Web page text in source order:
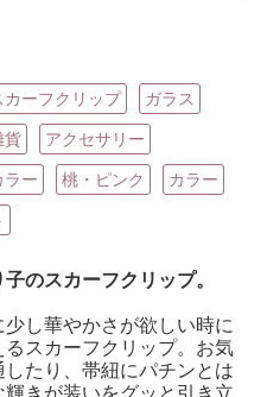
ーフクリップ ガラス
貨 アクセサリー
ラー 桃・ピンク カラー
のスカーフクリップ。
し華やかさが欲しい時に
スカーフクリップ。お気
たり、帯紐にパチンとは
きが装いをグッと引き立